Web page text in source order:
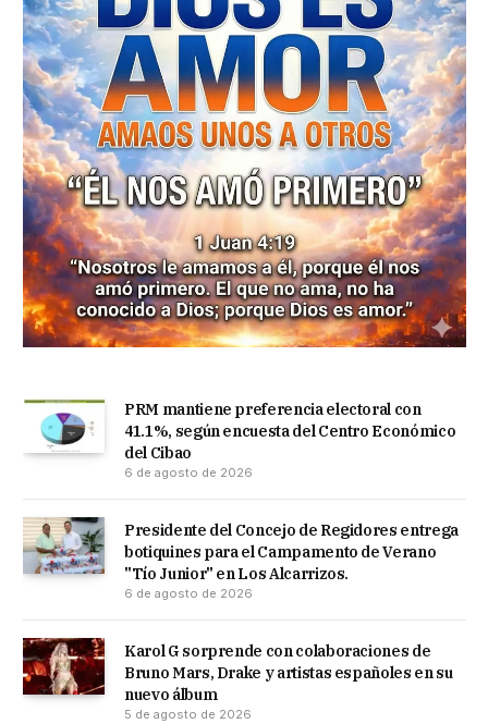
PRM mantiene preferencia electoral con
41.1%, según encuesta del Centro Económico
del Cibao
6 de agosto de 2026
Presidente del Concejo de Regidores entrega
botiquines para el Campamento de Verano
"Tío Junior" en Los Alcarrizos.
6 de agosto de 2026
Karol G sorprende con colaboraciones de
Bruno Mars, Drake y artistas españoles en su
nuevo álbum
5 de agosto de 2026